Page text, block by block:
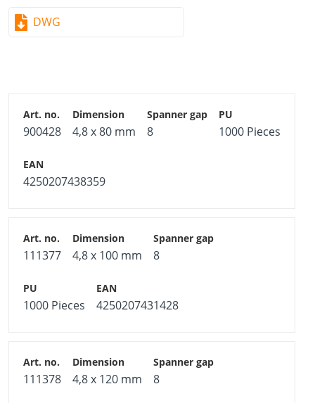
DWG
900428 4,8 x 80 mm 8 1000 Pieces
4250207438359
111377 4,8 x 100 mm 8
1000 Pieces 4250207431428
111378 4,8 x 120 mm 8